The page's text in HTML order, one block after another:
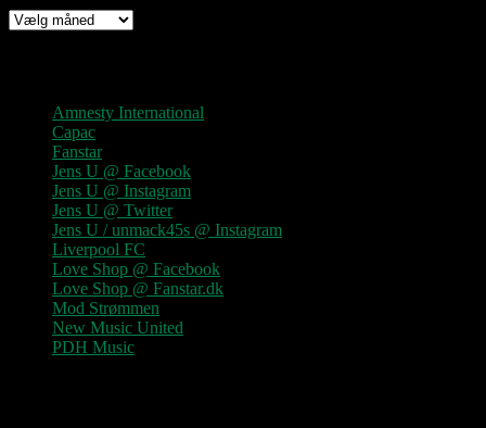
Arkiv
Amnesty International
Capac
Fanstar
Jens U @ Facebook
Jens U @ Instagram
Jens U @ Twitter
Jens U / unmack45s @ Instagram
Liverpool FC
Love Shop @ Facebook
Love Shop @ Fanstar.dk
Mod Strømmen
New Music United
PDH Music